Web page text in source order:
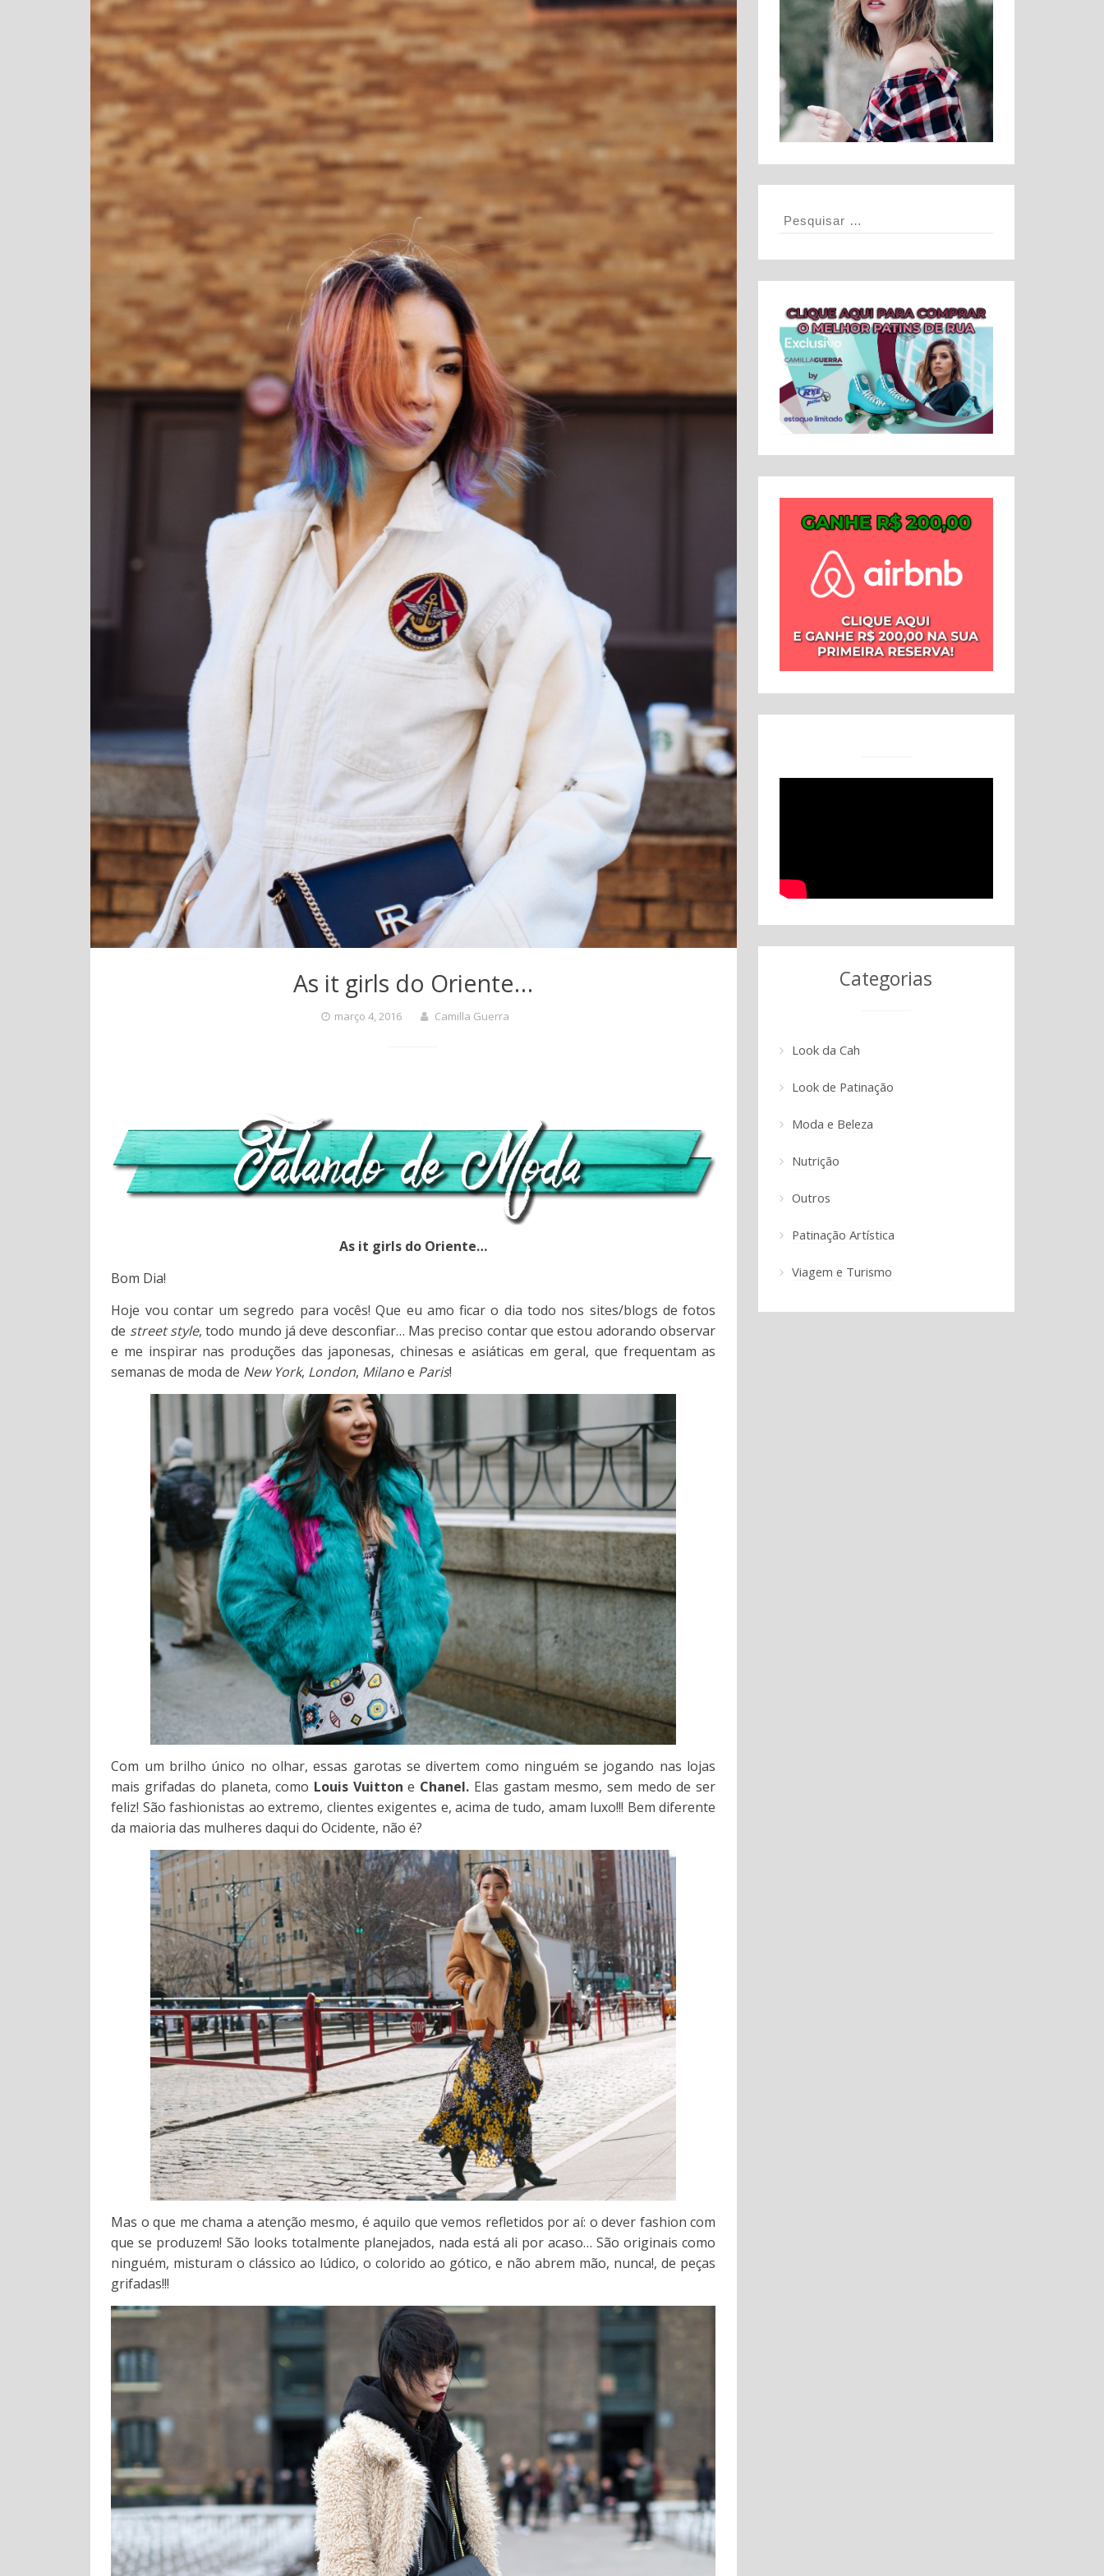
As it girls do Oriente…
março 4, 2016 Camilla Guerra
As it girls do Oriente…
Bom Dia!
Hoje vou contar um segredo para vocês! Que eu amo ficar o dia todo nos sites/blogs de fotos
de street style, todo mundo já deve desconfiar… Mas preciso contar que estou adorando observar
e me inspirar nas produções das japonesas, chinesas e asiáticas em geral, que frequentam as
semanas de moda de New York, London, Milanoe Paris!
Com um brilho único no olhar, essas garotas se divertem como ninguém se jogando nas lojas
mais grifadas do planeta, como Louis Vuitton e Chanel. Elas gastam mesmo, sem medo de ser
feliz! São fashionistas ao extremo, clientes exigentes e, acima de tudo, amam luxo!!! Bem diferente
da maioria das mulheres daqui do Ocidente, não é?
Mas o que me chama a atenção mesmo, é aquilo que vemos refletidos por aí: o dever fashion com
que se produzem! São looks totalmente planejados, nada está ali por acaso… São originais como
ninguém, misturam o clássico ao lúdico, o colorido ao gótico, e não abrem mão, nunca!, de peças
grifadas!!!
Categorias
Look da Cah
Look de Patinação
Moda e Beleza
Nutrição
Outros
Patinação Artística
Viagem e Turismo